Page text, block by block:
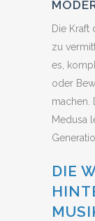
Die Kraft
zu
es,
oder
machen.
Medusa
DIE